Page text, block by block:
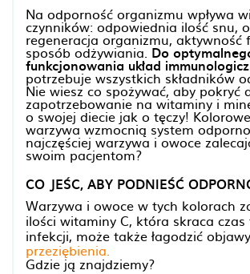
Na odporność organizmu wpływa
czynników: odpowiednia ilość snu,
regeneracja organizmu, aktywność
sposób odżywiania. Do
funkcjonowania układ
potrzebuje wszystkich składników
Nie wiesz co spożywać, aby pokryć
zapotrzebowanie na witaminy i
o swojej diecie jak o tęczy!
warzywa wzmocnią system
najczęściej warzywa i owoce
swoim pacjentom?
CO JEŚC, ABY PODNIEŚĆ
Warzywa i owoce w tych kolorach
ilości witaminy C, która skraca
infekcji, może także łagodzić objawy
przeziębienia.
Gdzie ją znajdziemy?